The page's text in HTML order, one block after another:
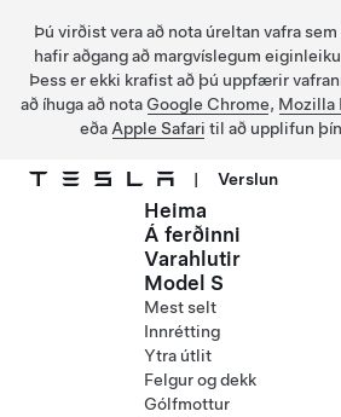
Þú virðist vera að nota úreltan vafra
hafir aðgang að margvíslegum
Þess er ekki krafist að þú uppfærir
að íhuga að nota Google Chrome, Mozilla
eða Apple Safari til að upplifun
| Verslun
Heima
Á ferðinni
Varahlutir
Model S
Mest selt
Innrétting
Ytra útlit
Felgur og dekk
Gólfmottur